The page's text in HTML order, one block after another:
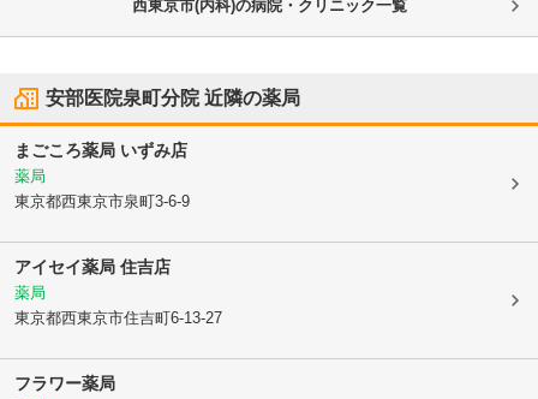
西東京市(内科)の病院・クリニック一覧
安部医院泉町分院近隣の薬局
まごころ薬局 いずみ店
薬局
東京都西東京市泉町3-6-9
アイセイ薬局 住吉店
薬局
東京都西東京市住吉町6-13-27
フラワー薬局